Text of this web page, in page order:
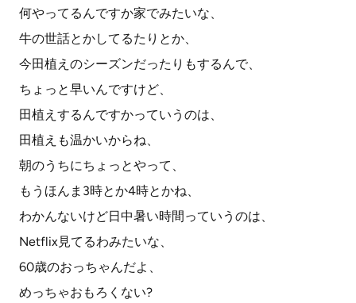
何やってるんですか家でみたいな、
牛の世話とかしてるたりとか、
今田植えのシーズンだったりもするんで、
ちょっと早いんですけど、
田植えするんですかっていうのは、
田植えも温かいからね、
朝のうちにちょっとやって、
もうほんま3時とか4時とかね、
わかんないけど日中暑い時間っていうのは、
Netflix見てるわみたいな、
60歳のおっちゃんだよ、
めっちゃおもろくない?